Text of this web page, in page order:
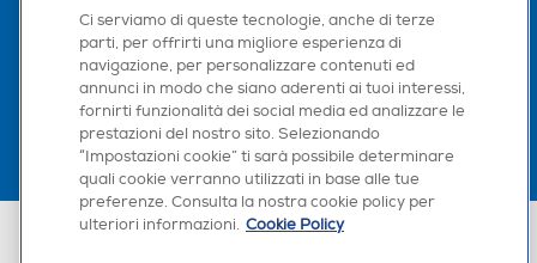
Hai bisogno di un
suggerimento su cosa
acquistare?
Scarica la nostra app
Euronics Italia SpA. Sede legale Via Montefeltro, 6/a 20156 Milano
Ci serviamo di queste tecnologie, anche di terze
parti, per offrirti una migliore esperienza di
navigazione, per personalizzare contenuti ed
annunci in modo che siano aderenti ai tuoi interessi,
fornirti funzionalità dei social media ed analizzare le
prestazioni del nostro sito. Selezionando
“Impostazioni cookie” ti sarà possibile determinare
quali cookie verranno utilizzati in base alle tue
preferenze. Consulta la nostra cookie policy per
ulteriori informazioni. Cookie Policy